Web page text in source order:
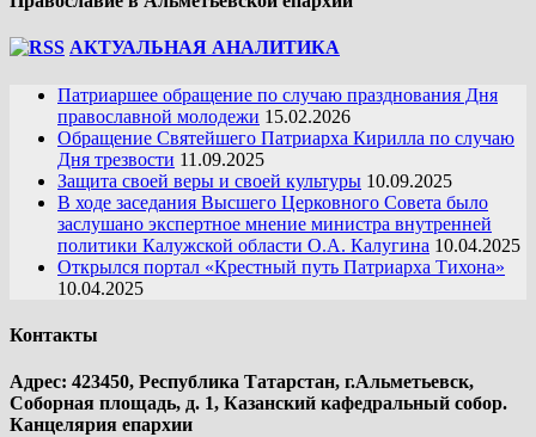
АКТУАЛЬНАЯ АНАЛИТИКА
Патриаршее обращение по случаю празднования Дня
православной молодежи 15.02.2026
Обращение Святейшего Патриарха Кирилла по случаю
Дня трезвости 11.09.2025
Защита своей веры и своей культуры 10.09.2025
В ходе заседания Высшего Церковного Совета было
заслушано экспертное мнение министра внутренней
политики Калужской области О.А. Калугина 10.04.2025
Открылся портал «Крестный путь Патриарха Тихона»
10.04.2025
Контакты
Адрес: 423450, Республика Татарстан, г.Альметьевск,
Соборная площадь, д. 1, Казанский кафедральный собор.
Канцелярия епархии